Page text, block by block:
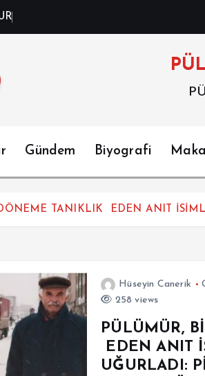
R
Gündem Biyografi
TANIKLIK EDEN ANIT
Hüseyin Canerik
258 views
PÜLÜMÜR,
EDEN ANIT
UĞURLADI: